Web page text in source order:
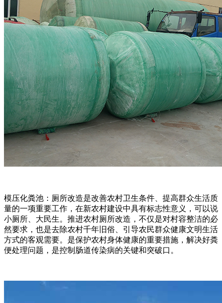
模压化粪池：厕所改造是改善农村卫生条件、提高群众生活质
量的一项重要工作，在新农村建设中具有标志性意义，可以说
小厕所、大民生。推进农村厕所改造，不仅是对村容整洁的必
然要求，也是去除农村千年旧俗、引导农民群众健康文明生活
方式的客观需要。是保护农村身体健康的重要措施，解决好粪
便处理问题，是控制肠道传染病的关键和突破口。